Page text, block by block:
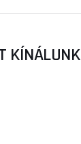
KÍNÁLUNK